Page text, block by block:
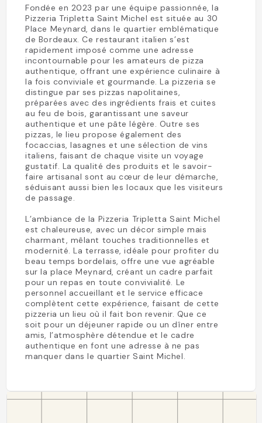
Fondée en 2023 par une équipe passionnée, la
Pizzeria Tripletta Saint Michel est située au 30
Place Meynard, dans le quartier emblématique
de Bordeaux. Ce restaurant italien s’est
rapidement imposé comme une adresse
incontournable pour les amateurs de pizza
authentique, offrant une expérience culinaire à
la fois conviviale et gourmande. La pizzeria se
distingue par ses pizzas napolitaines,
préparées avec des ingrédients frais et cuites
au feu de bois, garantissant une saveur
authentique et une pâte légère. Outre ses
pizzas, le lieu propose également des
focaccias, lasagnes et une sélection de vins
italiens, faisant de chaque visite un voyage
gustatif. La qualité des produits et le savoir-
faire artisanal sont au cœur de leur démarche,
séduisant aussi bien les locaux que les visiteurs
de passage.
L’ambiance de la Pizzeria Tripletta Saint Michel
est chaleureuse, avec un décor simple mais
charmant, mêlant touches traditionnelles et
modernité. La terrasse, idéale pour profiter du
beau temps bordelais, offre une vue agréable
sur la place Meynard, créant un cadre parfait
pour un repas en toute convivialité. Le
personnel accueillant et le service efficace
complètent cette expérience, faisant de cette
pizzeria un lieu où il fait bon revenir. Que ce
soit pour un déjeuner rapide ou un dîner entre
amis, l’atmosphère détendue et le cadre
authentique en font une adresse à ne pas
manquer dans le quartier Saint Michel.